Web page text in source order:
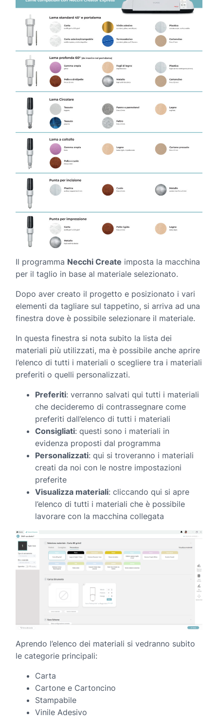
Il programma Necchi Create imposta la macchina
per il taglio in base al materiale selezionato.
Dopo aver creato il progetto e posizionato i vari
elementi da tagliare sul tappetino, si arriva ad una
finestra dove è possibile selezionare il materiale.
In questa finestra si nota subito la lista dei
materiali più utilizzati, ma è possibile anche aprire
l’elenco di tutti i materiali o scegliere tra i materiali
preferiti o quelli personalizzati.
Preferiti: verranno salvati qui tutti i materiali
che decideremo di contrassegnare come
preferiti dall’elenco di tutti i materiali
Consigliati: questi sono i materiali in
evidenza proposti dal programma
Personalizzati: qui si troveranno i materiali
creati da noi con le nostre impostazioni
preferite
Visualizza materiali: cliccando qui si apre
l’elenco di tutti i materiali che è possibile
lavorare con la macchina collegata
Aprendo l’elenco dei materiali si vedranno subito
le categorie principali:
Carta
Cartone e Cartoncino
Stampabile
Vinile Adesivo